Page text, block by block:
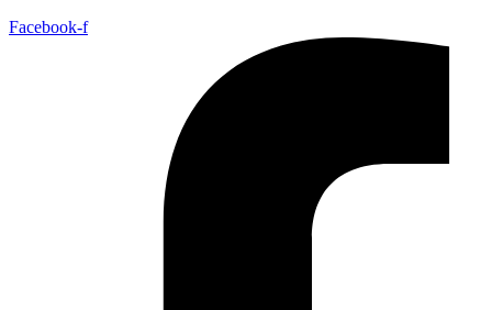
Facebook-f